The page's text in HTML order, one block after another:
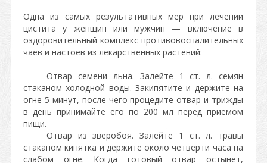
Одна из самых результативных мер при лечении
цистита у женщин или мужчин — включение в
оздоровительный комплекс противовоспалительных
чаев и настоев из лекарственных растений:
Отвар семени льна. Залейте 1 ст. л. семян
стаканом холодной воды. Закипятите и держите на
огне 5 минут, после чего процедите отвар и трижды
в день принимайте его по 200 мл перед приемом
пищи.
Отвар из зверобоя. Залейте 1 ст. л. травы
стаканом кипятка и держите около четверти часа на
слабом огне. Когда готовый отвар остынет,